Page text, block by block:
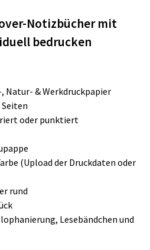
Notizbücher mit
bedrucken
Natur- & Werkdruckpapier
Seiten
oder punktiert
(Upload der Druckdaten oder
rund
Lesebändchen und